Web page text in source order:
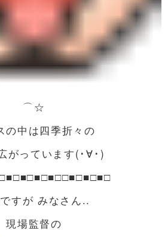
⌒☆
の中は四季折々の
がっています(･∀･)
すが みなさん..
現場監督の